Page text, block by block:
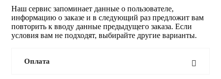
Наш сервис запоминает данные о пользователе,
информацию о заказе и в следующий раз предложит вам
повторить к вводу данные предыдущего заказа. Если
условия вам не подходят, выбирайте другие варианты.
Оплата